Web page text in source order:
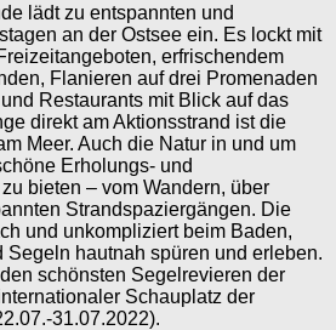
lädt zu entspannten und
an der Ostsee ein. Es lockt mit
erfrischendem
Flanieren auf drei Promenaden
Restaurants mit Blick auf das
direkt am Aktionsstrand ist die
Meer. Auch die Natur in und um
Erholungs- und
bieten – vom Wandern, über
Strandspaziergängen. Die
und unkompliziert beim Baden,
Segeln hautnah spüren und erleben.
schönsten Segelrevieren der
Schauplatz der
31.07.2022).